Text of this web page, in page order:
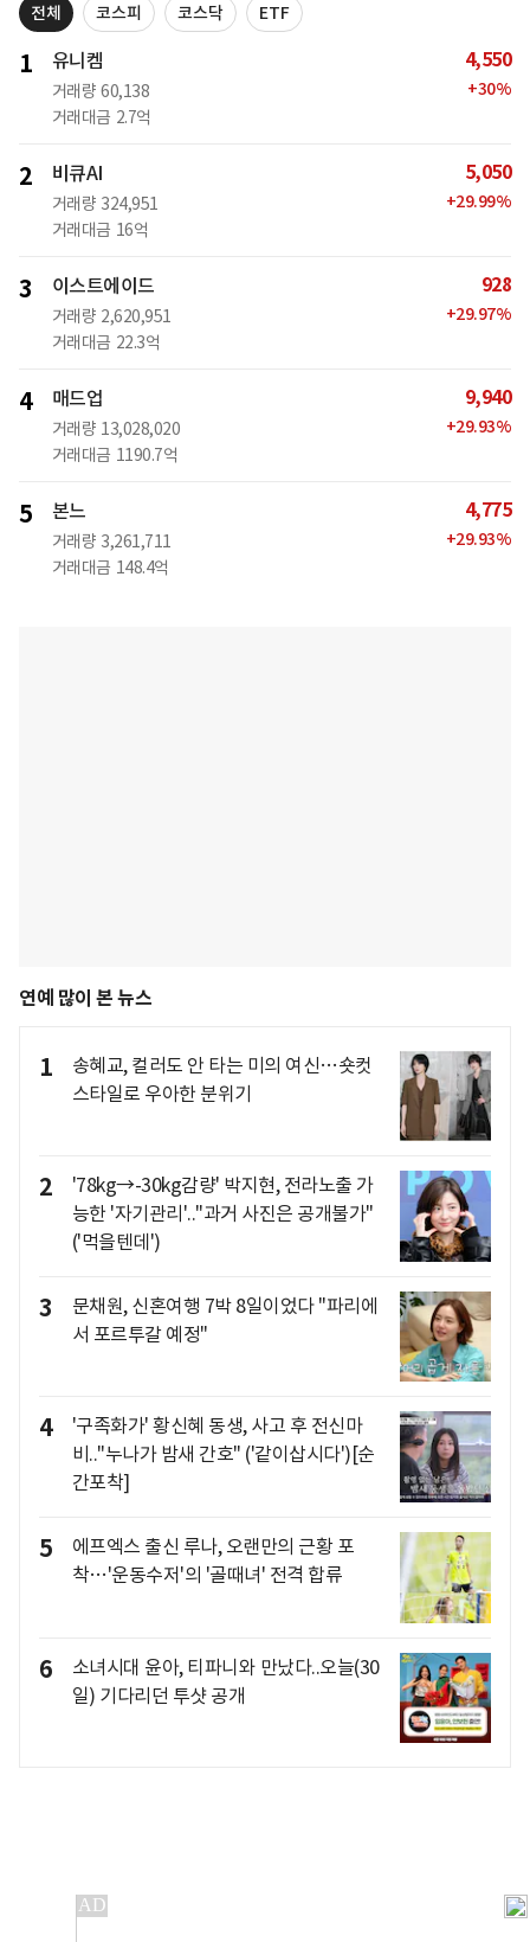
전체 코스피 코스닥 ETF
1 유니켐
거래량 60,138
거래대금 2.7억
4,550
+30%
2 비큐AI
거래량 324,951
거래대금 16억
5,050
+29.99%
3 이스트에이드
거래량 2,620,951
거래대금 22.3억
928
+29.97%
4 매드업
거래량 13,028,020
거래대금 1190.7억
9,940
+29.93%
5 본느
거래량 3,261,711
거래대금 148.4억
4,775
+29.93%
연예 많이 본 뉴스
1
송혜교, 컬러도 안 타는 미의 여신…숏컷
스타일로 우아한 분위기
2
'78kg→-30kg감량' 박지현, 전라노출 가
능한 '자기관리'.."과거 사진은 공개불가"
('먹을텐데')
3
문채원, 신혼여행 7박 8일이었다 "파리에
서 포르투갈 예정"
4
'구족화가' 황신혜 동생, 사고 후 전신마
비.."누나가 밤새 간호" ('같이삽시다')[순
간포착]
5
에프엑스 출신 루나, 오랜만의 근황 포
착…'운동수저'의 '골때녀' 전격 합류
6
소녀시대 윤아, 티파니와 만났다..오늘(30
일) 기다리던 투샷 공개